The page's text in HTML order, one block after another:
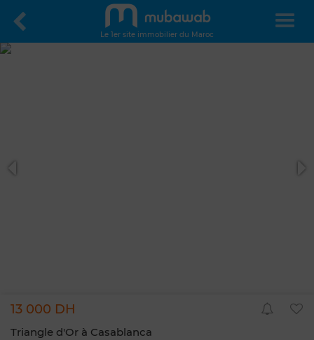
Le 1er site immobilier du Maroc
13 000 DH
Triangle d'Or à Casablanca